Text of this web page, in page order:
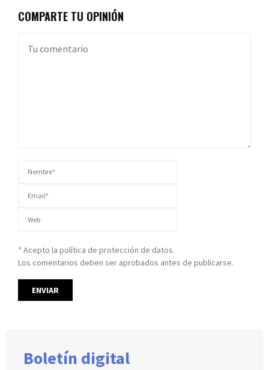
COMPARTE TU OPINIÓN
* Acepto la política de protección de datos.
Los comentarios deben ser aprobados antes de publicarse.
Boletín digital